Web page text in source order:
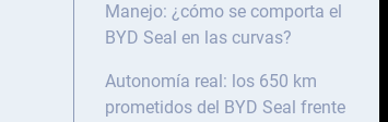
Manejo: ¿cómo se comporta el
BYD Seal en las curvas?
Autonomía real: los 650 km
prometidos del BYD Seal frente